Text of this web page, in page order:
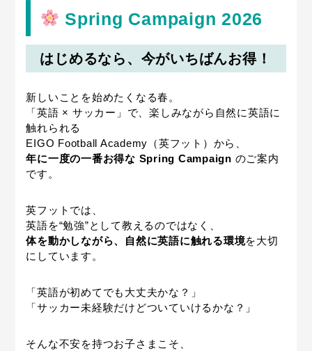
Spring Campaign 2026
はじめるなら、今がいちばんお得！
新しいことを始めたくなる春。
「英語 × サッカー」で、楽しみながら自然に英語に
触れられる
EIGO Football Academy（英フット）から、
年に一度の一番お得な Spring Campaign のご案内
です。
英フットでは、
英語を“勉強”として教えるのではなく、
体を動かしながら、自然に英語に触れる環境を大切
にしています。
「英語が初めてでも大丈夫かな？」
「サッカー未経験だけどついていけるかな？」
そんな不安を持つお子さまこそ、